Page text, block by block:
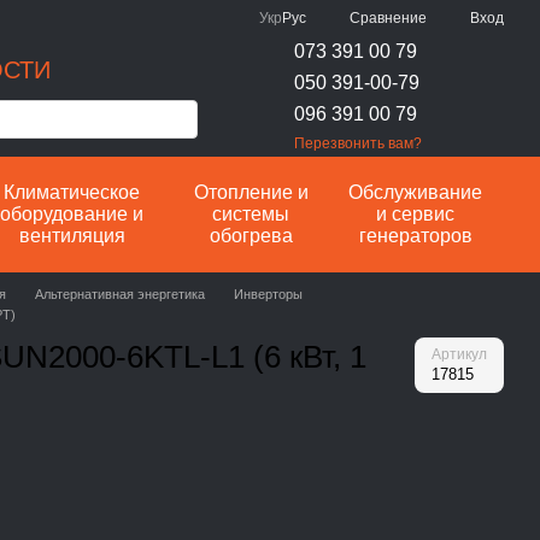
Укр Рус Сравнение Вход
073 391 00 79
050 391-00-79
096 391 00 79
Перезвонить вам?
Климатическое
оборудование и
вентиляция
Отопление и
системы
обогрева
Обслуживание
и сервис
генераторов
Альтернативная энергетика
Инверторы
6KTL-L1 (6 кВт, 1 Артикул
17815